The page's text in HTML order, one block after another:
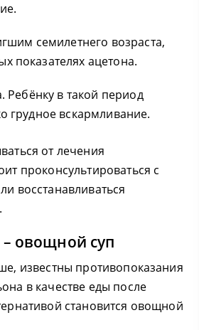
семилетнего возраста,
показателях ацетона.
Ребёнку в такой период
грудное вскармливание.
от лечения
проконсультироваться с
восстанавливаться
овощной суп
известны противопоказания
в качестве еды после
становится овощной